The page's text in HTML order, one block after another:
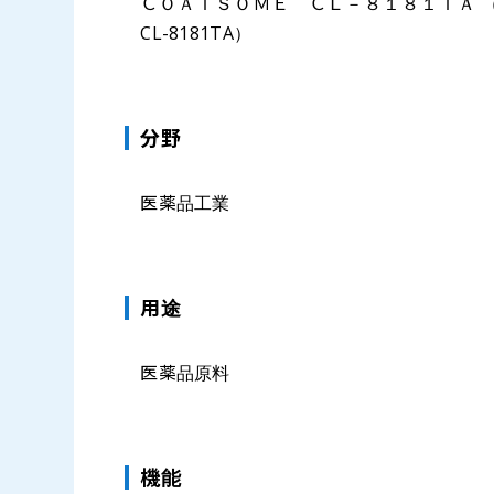
CL-8181TA）
分野
医薬品工業
⽤途
医薬品原料
機能